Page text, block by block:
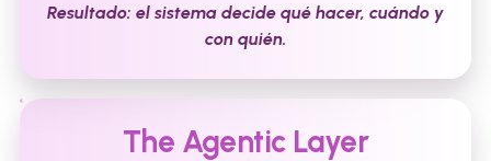
Resultado: el sistema decide qué hacer, cuándo y
con quién.
The Agentic Layer